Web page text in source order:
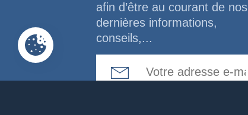
afin d’être au courant de nos
dernières informations,
conseils,...